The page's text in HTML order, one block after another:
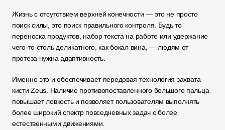
Жизнь с отсутствием верхней конечности — это не просто
поиск силы, это поиск правильного контроля. Будь то
переноска продуктов, набор текста на работе или удержание
чего-то столь деликатного, как бокал вина, — людям от
протеза нужна адаптивность.
Именно это и обеспечивает передовая технология захвата
кисти Zeus. Наличие противопоставленного большого пальца
повышает ловкость и позволяет пользователям выполнять
более широкий спектр повседневных задач с более
естественными движениями.